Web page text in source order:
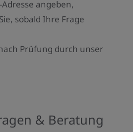
angeben,
sobald Ihre Frage
Prüfung durch unser
& Beratung